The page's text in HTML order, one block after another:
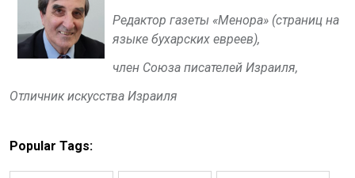
Редактор газеты «Менора» (страниц на
языке бухарских евреев),
член Союза писателей Израиля,
Отличник искусства Израиля
Popular Tags: